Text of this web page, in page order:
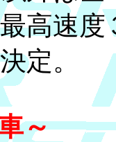
高速
定。
～